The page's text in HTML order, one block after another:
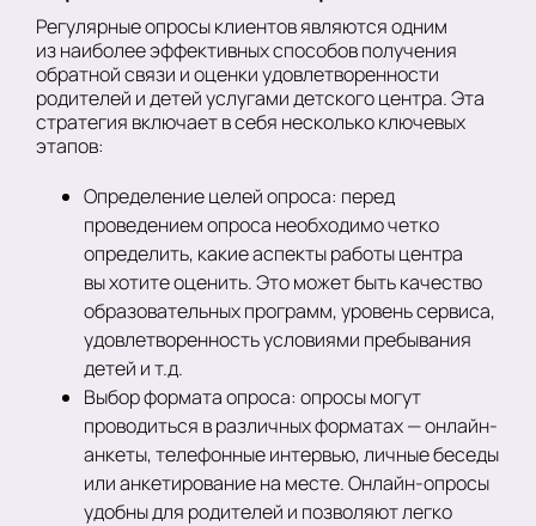
Регулярные опросы клиентов являются одним
из наиболее эффективных способов получения
обратной связи и оценки удовлетворенности
родителей и детей услугами детского центра. Эта
стратегия включает в себя несколько ключевых
этапов:
Определение целей опроса: перед
проведением опроса необходимо четко
определить, какие аспекты работы центра
вы хотите оценить. Это может быть качество
образовательных программ, уровень сервиса,
удовлетворенность условиями пребывания
детей и т.д.
Выбор формата опроса: опросы могут
проводиться в различных форматах — онлайн-
анкеты, телефонные интервью, личные беседы
или анкетирование на месте. Онлайн-опросы
удобны для родителей и позволяют легко